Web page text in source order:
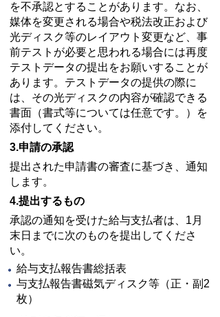
を不承認とすることがあります。なお、
媒体を変更される場合や税法改正および
光ディスク等のレイアウト変更など、事
前テストが必要と思われる場合には再度
テストデータの提出をお願いすることが
あります。テストデータの提供の際に
は、その光ディスクの内容が確認できる
書面（書式等については任意です。）を
添付してください。
3.申請の承認
提出された申請書の審査に基づき、通知
します。
4.提出するもの
承認の通知を受けた給与支払者は、1月
末日までに次のものを提出してくださ
い。
給与支払報告書総括表
与支払報告書磁気ディスク等（正・副2
枚）